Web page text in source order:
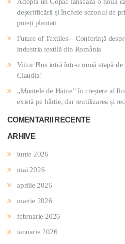
Adoptă un Copac lansează o nouă
deșertificării și încheie sezonul de
puieți plantați
Future of Textiles – Conferință
industria textilă din România
Viitor Plus intră într-o nouă etapă
Claudia!
„Muntele de Haine” în creștere al
există pe hârtie, dar reutilizarea și
COMENTARII RECENTE
ARHIVE
iunie 2026
mai 2026
aprilie 2026
martie 2026
februarie 2026
ianuarie 2026